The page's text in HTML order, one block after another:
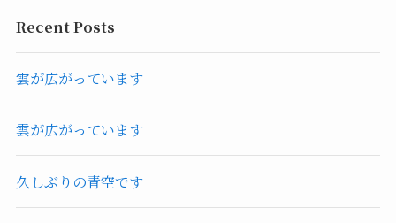
Recent Posts
雲が広がっています
雲が広がっています
久しぶりの青空です